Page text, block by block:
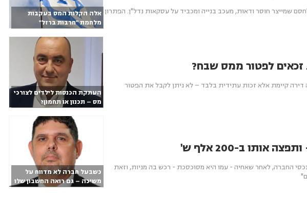
שמייצר חוסר ודאות, מעכב בנייה ומכביד על עסקאות נדל"ן. הפתרון
זכאים לפטור ממס שבח?
קיימת אלא זכות עתידית בלבד – לא ניתן לקבל את הפטור
ב-200 אלף ש'
החברה, לאחר שאחיה - עמו היא מסוכסכת - רכש בה מניות, וזאת
אלה הקלות המס בעקבות
מלחמת "חרבות ברזל"
העתקת הכנסות לילדים לצורכי
מס – תכנון או תחמון?
כשבעל חברה לא מדווח על
משיכה – גם רואה החשבון שלו